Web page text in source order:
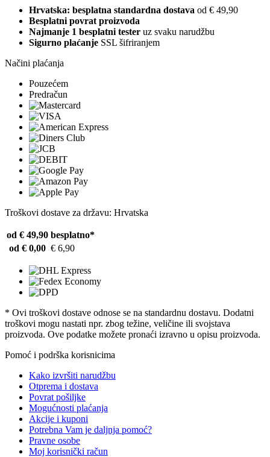
Hrvatska: besplatna standardna dostava od € 49,90
Besplatni povrat proizvoda
Najmanje 1 besplatni tester uz svaku narudžbu
Sigurno plaćanje SSL šifriranjem
Načini plaćanja
Pouzećem
Predračun
Troškovi dostave za državu: Hrvatska
od € 49,90 besplatno*
od € 0,00 € 6,90
* Ovi troškovi dostave odnose se na standardnu ​​dostavu. Dodatni
troškovi mogu nastati npr. zbog težine, veličine ili svojstava
proizvoda. Ove podatke možete pronaći izravno u opisu proizvoda.
Pomoć i podrška korisnicima
Kako izvršiti narudžbu
Otprema i dostava
Povrat pošiljke
Mogućnosti plaćanja
Akcije i kuponi
Potrebna Vam je daljnja pomoć?
Pravne osobe
Moj korisnički račun